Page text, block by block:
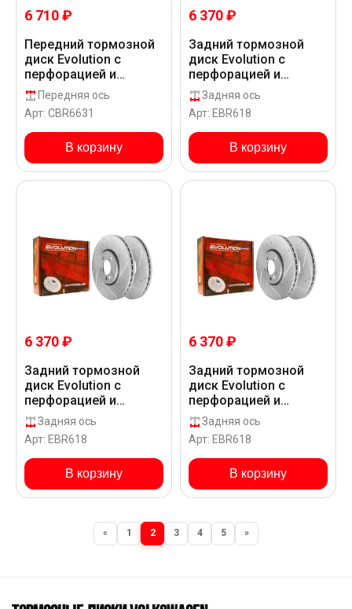
6 710 ₽
Передний тормозной
диск Evolution с
перфорацией и
насечками, в
покрытии GEOMET для
Volkswagen BORA
1J__6_
Передняя ось
Арт: CBR6631
В корзину
6 370 ₽
Задний тормозной
диск Evolution с
перфорацией и
насечками в покрытии
GEOMET для
Volkswagen BORA
1J__8_
Задняя ось
Арт: EBR618
В корзину
6 370 ₽
Задний тормозной
диск Evolution с
перфорацией и
насечками в покрытии
GEOMET для
Volkswagen BORA
1J__9_
Задняя ось
Арт: EBR618
В корзину
6 370 ₽
Задний тормозной
диск Evolution с
перфорацией и
насечками в покрытии
GEOMET для
Volkswagen BORA
1J__D_
Задняя ось
Арт: EBR618
В корзину
« 1 2 3 4 5 »